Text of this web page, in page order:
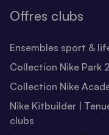
Offres clubs
Ensembles sport &
Collection Nike Park
Collection Nike
Nike Kitbuilder |
clubs